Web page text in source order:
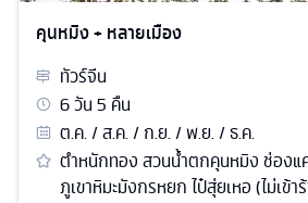
คุนหมิง + หลายเมือง
ทัวร์จีน
6วัน5 คืน
ต.ค. / ส.ค. / ก.ย. / พ.ย. / ธ.ค.
ตำหนักทอง สวนน้ำตกคุนหมิง ช่องแ
ภูเขาหิมะมังกรหยก ไป๋สุ่ยเหอ (ไม่เข้า